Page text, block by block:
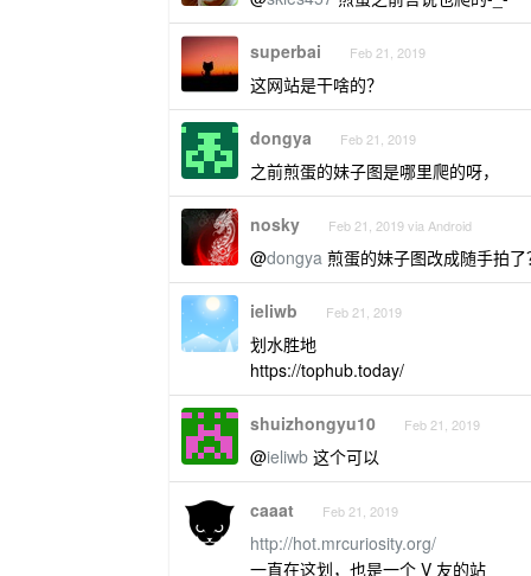
superbai Feb 21, 2019
这网站是干啥的？
dongya Feb 21, 2019
之前煎蛋的妹子图是哪里爬的呀，
nosky Feb 21, 2019 via Android
@dongya 煎蛋的妹子图改成随手拍了
ieliwb Feb 21, 2019
划水胜地
https://tophub.today/
shuizhongyu10 Feb 21, 2019
@ieliwb 这个可以
caaat Feb 21, 2019
http://hot.mrcuriosity.org/
一直在这划，也是一个 V 友的站